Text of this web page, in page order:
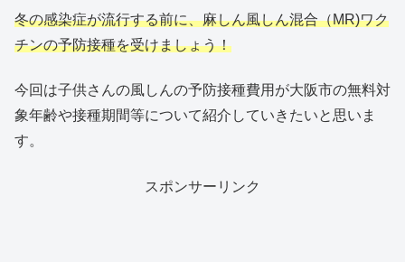
冬の感染症が流行する前に、麻しん風しん混合（MR)ワク
チンの予防接種を受けましょう！
今回は子供さんの風しんの予防接種費用が大阪市の無料対
象年齢や接種期間等について紹介していきたいと思いま
す。
スポンサーリンク